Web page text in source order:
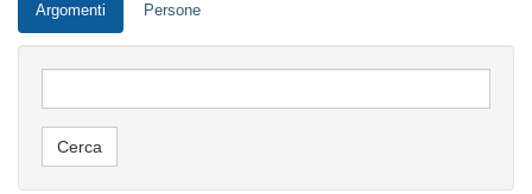
Argomenti Persone